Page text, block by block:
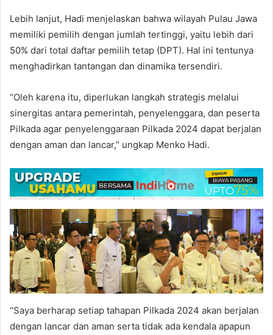
Lebih lanjut, Hadi menjelaskan bahwa wilayah Pulau Jawa
memiliki pemilih dengan jumlah tertinggi, yaitu lebih dari
50% dari total daftar pemilih tetap (DPT). Hal ini tentunya
menghadirkan tantangan dan dinamika tersendiri.
“Oleh karena itu, diperlukan langkah strategis melalui
sinergitas antara pemerintah, penyelenggara, dan peserta
Pilkada agar penyelenggaraan Pilkada 2024 dapat berjalan
dengan aman dan lancar,” ungkap Menko Hadi.
“Saya berharap setiap tahapan Pilkada 2024 akan berjalan
dengan lancar dan aman serta tidak ada kendala apapun